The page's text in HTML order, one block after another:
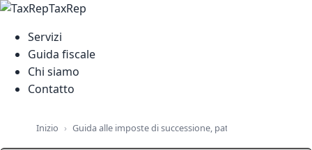
TaxRep
Servizi
Guida fiscale
Chi siamo
Contatto
Inizio Guida alle imposte di successione, patrimoniali e